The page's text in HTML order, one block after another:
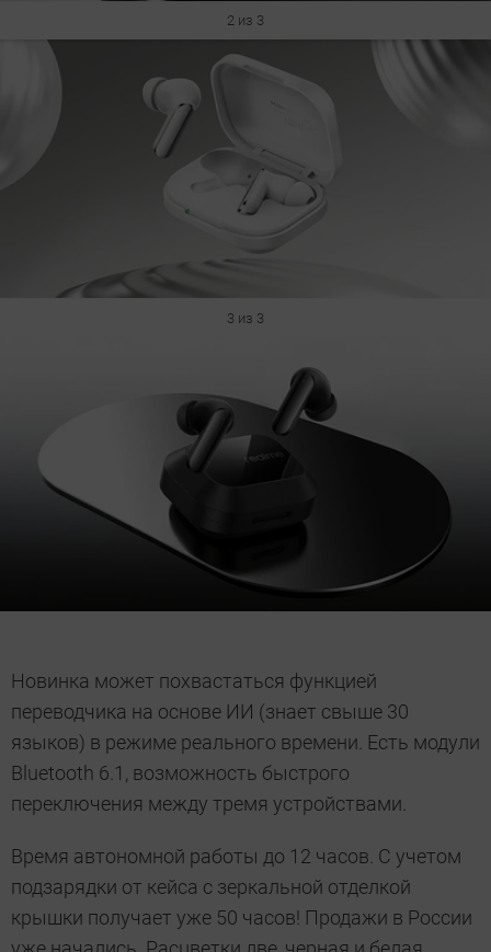
2 из 3
3 из 3
Новинка может похвастаться функцией
переводчика на основе ИИ (знает свыше 30
языков) в режиме реального времени. Есть модули
Bluetooth 6.1, возможность быстрого
переключения между тремя устройствами.
Время автономной работы до 12 часов. С учетом
подзарядки от кейса с зеркальной отделкой
крышки получает уже 50 часов! Продажи в России